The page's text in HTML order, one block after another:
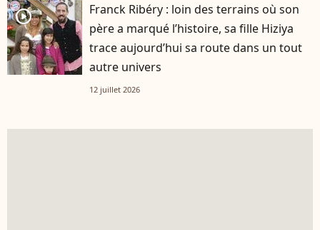
player2
Franck Ribéry : loin des terrains où son
père a marqué l’histoire, sa fille Hiziya
trace aujourd’hui sa route dans un tout
autre univers
12 juillet 2026